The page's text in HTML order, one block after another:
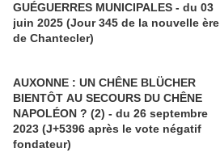
GUÉGUERRES MUNICIPALES - du 03
juin 2025 (Jour 345 de la nouvelle ère
de Chantecler)
AUXONNE : UN CHÊNE BLÜCHER
BIENTÔT AU SECOURS DU CHÊNE
NAPOLÉON ? (2) - du 26 septembre
2023 (J+5396 après le vote négatif
fondateur)